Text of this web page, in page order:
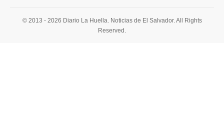
© 2013 - 2026 Diario La Huella. Noticias de El Salvador. All Rights
Reserved.